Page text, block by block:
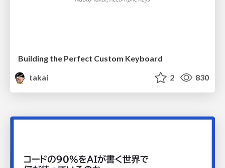
Building the Perfect Custom Keyboard
takai
2 830